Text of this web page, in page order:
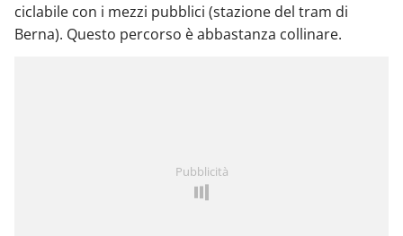
ciclabile con i mezzi pubblici (stazione del tram di
Berna). Questo percorso è abbastanza collinare.
Pubblicità